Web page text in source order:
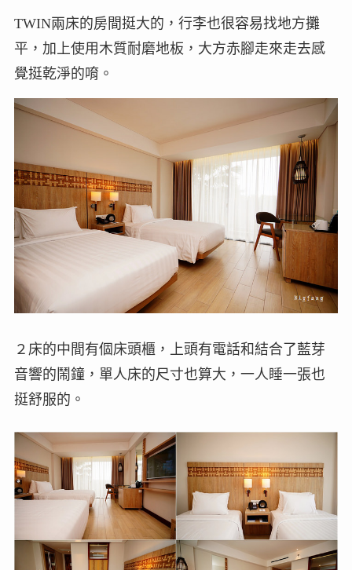
TWIN兩床的房間挺大的，行李也很容易找地方攤
平，加上使用木質耐磨地板，大方赤腳走來走去感
覺挺乾淨的唷。
２床的中間有個床頭櫃，上頭有電話和結合了藍芽
音響的鬧鐘，單人床的尺寸也算大，一人睡一張也
挺舒服的。